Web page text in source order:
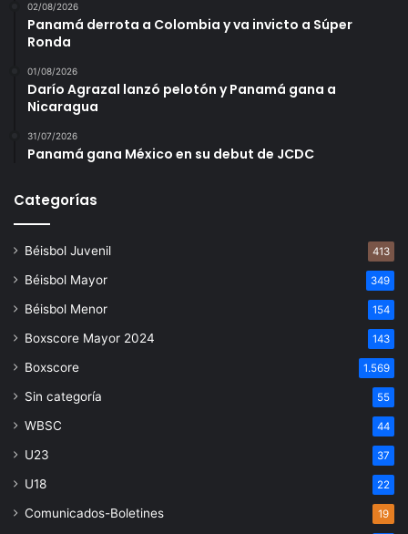
02/08/2026
Panamá derrota a Colombia y va invicto a Súper
Ronda
01/08/2026
Darío Agrazal lanzó pelotón y Panamá gana a
Nicaragua
31/07/2026
Panamá gana México en su debut de JCDC
Categorías
Béisbol Juvenil 413
Béisbol Mayor 349
Béisbol Menor 154
Boxscore Mayor 2024 143
Boxscore 1.569
Sin categoría 55
WBSC 44
U23 37
U18 22
Comunicados-Boletines 19